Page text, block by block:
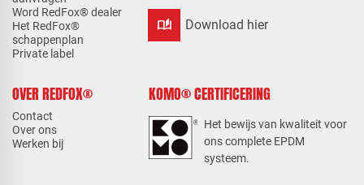
Word RedFox® dealer
Het RedFox®
schappenplan
Private label
auto_stories Download hier
OVER REDFOX®
Contact
Over ons
Werken bij
KOMO® CERTIFICERING
Het bewijs van kwaliteit voor
ons complete EPDM
systeem.